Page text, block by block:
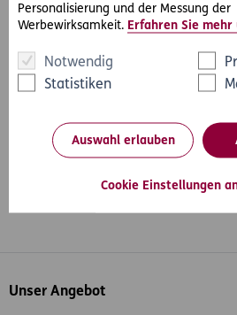
Personalisierung und der Messung der
Werbewirksamkeit. Erfahren Sie
Notwendig
Statistiken
Auswahl erlauben
Cookie Einstellungen
#Rechtsfälle #Auto & Motorrad
Inhaltsübersicht
Unser Angebot